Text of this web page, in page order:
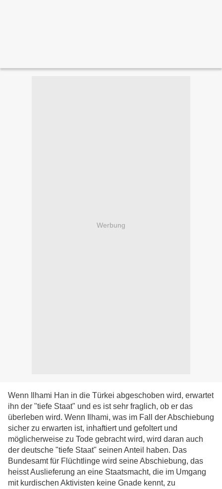
Werbung
Wenn Ilhami Han in die Türkei abgeschoben wird, erwartet
ihn der "tiefe Staat" und es ist sehr fraglich, ob er das
überleben wird. Wenn Ilhami, was im Fall der Abschiebung
sicher zu erwarten ist, inhaftiert und gefoltert und
möglicherweise zu Tode gebracht wird, wird daran auch
der deutsche "tiefe Staat" seinen Anteil haben. Das
Bundesamt für Flüchtlinge wird seine Abschiebung, das
heisst Auslieferung an eine Staatsmacht, die im Umgang
mit kurdischen Aktivisten keine Gnade kennt, zu